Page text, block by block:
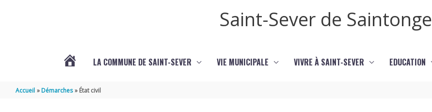
Saint-Sever de Saintonge
LA COMMUNE DE SAINT-SEVER VIE MUNICIPALE VIVRE À SAINT-SEVER EDUCATION
Accueil Démarches État civil